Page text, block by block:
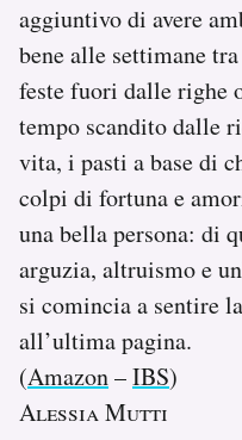
aggiuntivo di avere
bene alle settimane
feste fuori dalle righe
tempo scandito dalle
vita, i pasti a base di
colpi di fortuna e
una bella persona: di
arguzia, altruismo e
si comincia a sentire
all’ultima pagina.
(Amazon–IBS)
Alessia Mutti